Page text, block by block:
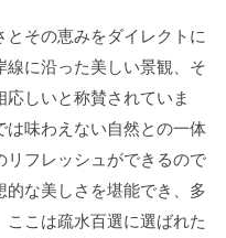
とその恵みをダイレクトに
に沿った美しい景観、そ
応しいと称賛されていま
味わえない自然との一体
フレッシュができるので
な美しさを堪能でき、多
こは疏水百選に選ばれた